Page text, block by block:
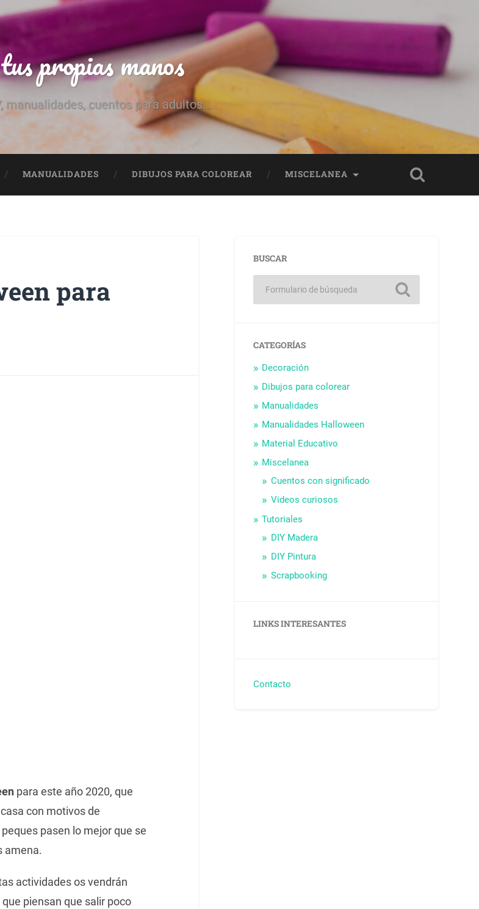
propias manos
manualidades, cuentos para adultos...
MANUALIDADES DIBUJOS PARA COLOREAR MISCELANEA
para
para este año 2020, que
con motivos de
pasen lo mejor que se
amena.
actividades os vendrán
piensan que salir poco
BUSCAR
CATEGORÍAS
Decoración
Dibujos para colorear
Manualidades
Manualidades Halloween
Material Educativo
Miscelanea
Cuentos con significado
Videos curiosos
Tutoriales
DIY Madera
DIY Pintura
Scrapbooking
LINKS INTERESANTES
Contacto